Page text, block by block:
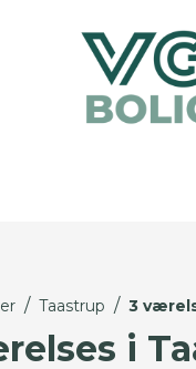
/ Taastrup / 3
i